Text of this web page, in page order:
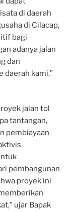
di daerah
di Cilacap,
bagi
adanya jalan
dan
daerah kami,”
jalan tol
tantangan,
pembiayaan
pembangunan
proyek ini
ujar Bapak